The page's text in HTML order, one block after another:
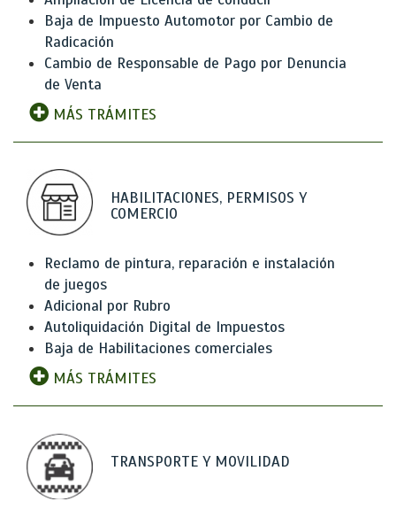
Baja de Impuesto Automotor por Cambio de
Radicación
Cambio de Responsable de Pago por Denuncia
de Venta
MÁS TRÁMITES
HABILITACIONES, PERMISOS Y
COMERCIO
Reclamo de pintura, reparación e instalación
de juegos
Adicional por Rubro
Autoliquidación Digital de Impuestos
Baja de Habilitaciones comerciales
MÁS TRÁMITES
TRANSPORTE Y MOVILIDAD